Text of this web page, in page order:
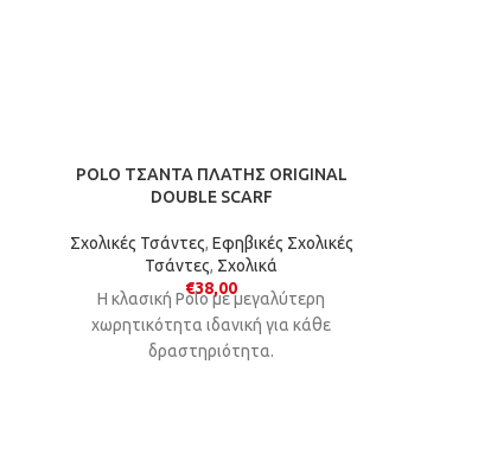
POLO ΤΣΑΝΤΑ ΠΛΑΤΗΣ ORIGINAL
DOUBLE SCARF
Σχολικές Τσάντες, Εφηβικές Σχολικές
Τσάντες, Σχολικά
€38,00
Η κλασική Polo με μεγαλύτερη
χωρητικότητα ιδανική για κάθε
δραστηριότητα.